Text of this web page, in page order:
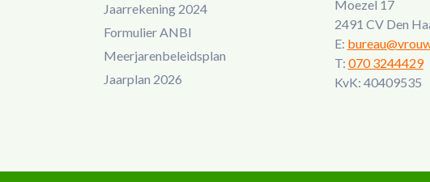
Jaarrekening 2024
Formulier ANBI
Meerjarenbeleidsplan
Jaarplan 2026
Moezel 17
2491 CV Den
E:
T: 070 3244429
KvK: 40409535